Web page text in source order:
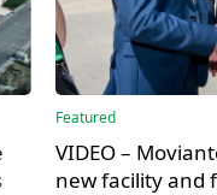
Featured
VIDEO –
new facility and